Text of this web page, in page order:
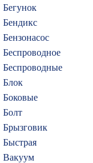
Бегунок
Бендикс
Бензонасос
Беспроводное
Беспроводные
Блок
Боковые
Болт
Брызговик
Быстрая
Вакуум